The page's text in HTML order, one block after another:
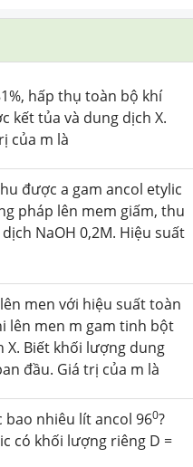
hấp thụ toàn bộ khí
kết tủa và dung dịch X.
của m là
được a gam ancol etylic
pháp lên mem giấm, thu
NaOH 0,2M. Hiệu suất
men với hiệu suất toàn
lên men m gam tinh bột
Biết khối lượng dung
đầu. Giá trị của m là
bao nhiêu lít ancol 960?
có khối lượng riêng D =